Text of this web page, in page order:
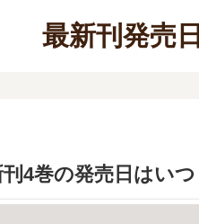
最新刊発売
4巻の発売日はい